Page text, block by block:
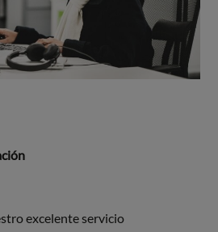
excelente servicio